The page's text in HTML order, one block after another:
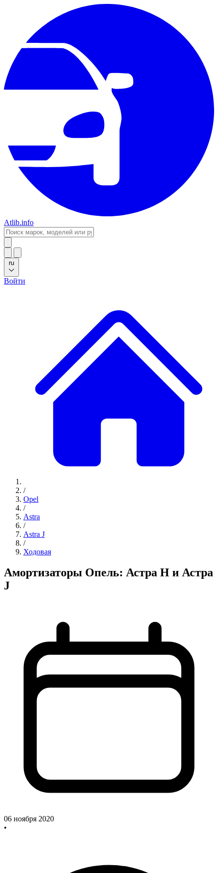
Atlib.info
ru
Войти
/
Opel
/
Astra
/
Astra J
/
Ходовая
Амортизаторы Опель: Астра H и Астра
J
06 ноября 2020
•